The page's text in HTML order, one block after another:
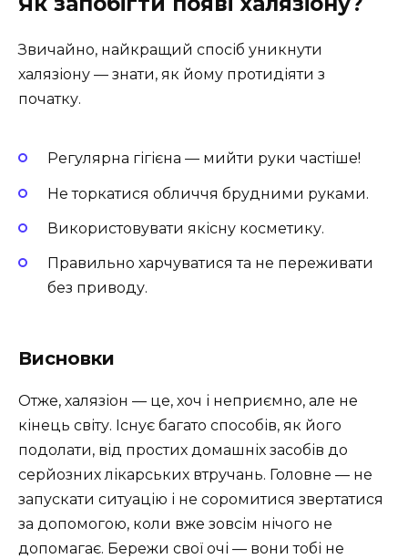
Звичайно, найкращий спосіб уникнути
халязіону — знати, як йому протидіяти з
початку.
Регулярна гігієна — мийти руки частіше!
Не торкатися обличчя брудними руками.
Використовувати якісну косметику.
Правильно харчуватися та не переживати
без приводу.
Висновки
Отже, халязіон — це, хоч і неприємно, але не
кінець світу. Існує багато способів, як його
подолати, від простих домашніх засобів до
серйозних лікарських втручань. Головне — не
запускати ситуацію і не соромитися звертатися
за допомогою, коли вже зовсім нічого не
допомагає. Бережи свої очі — вони тобі не